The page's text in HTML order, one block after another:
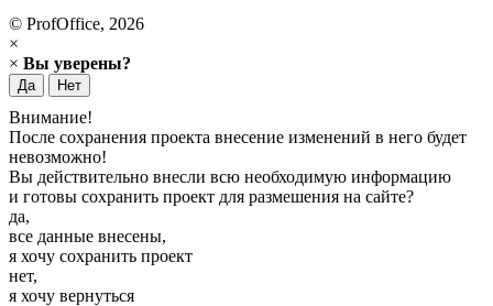
© ProfOffice, 2026
×
× Вы уверены?
Да Нет
Внимание!
После сохранения проекта внесение изменений в него будет
невозможно!
Вы действительно внесли всю необходимую информацию
и готовы сохранить проект для размешения на сайте?
да,
все данные внесены,
я хочу сохранить проект
нет,
я хочу вернуться